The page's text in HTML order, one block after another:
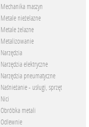
Mechanika maszyn
Metale nieżelazne
Metale żelazne
Metalizowanie
Narzędzia
Narzędzia elektryczne
Narzędzia pneumatyczne
Naśnieżanie - usługi, sprzęt
Nici
Obróbka metali
Odlewnie